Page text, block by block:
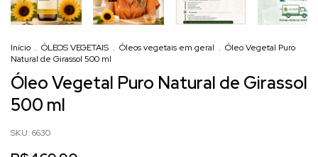
Início . ÓLEOS VEGETAIS . Óleos vegetais em geral . Óleo Vegetal Puro
Natural de Girassol 500 ml
Óleo Vegetal Puro Natural de Girassol
500 ml
SKU: 6630